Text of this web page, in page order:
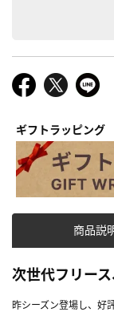
ギフトラッピング
商品説
次世代フリー
昨シーズン登場し、好